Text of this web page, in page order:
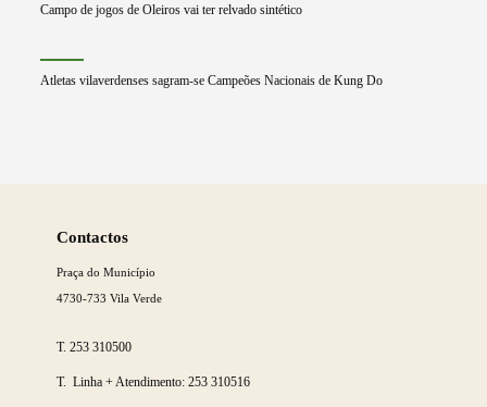
Campo de jogos de Oleiros vai ter relvado sintético
Atletas vilaverdenses sagram-se Campeões Nacionais de Kung Do
Contactos
Praça do Município
4730-733 Vila Verde
T.253 310500
T. Linha + Atendimento: 253 310516